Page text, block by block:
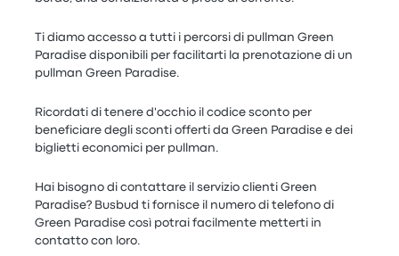
Ti diamo accesso a tutti i percorsi di pullman Green
Paradise disponibili per facilitarti la prenotazione di un
pullman Green Paradise.
Ricordati di tenere d'occhio il codice sconto per
beneficiare degli sconti offerti da Green Paradise e dei
biglietti economici per pullman.
Hai bisogno di contattare il servizio clienti Green
Paradise? Busbud ti fornisce il numero di telefono di
Green Paradise così potrai facilmente metterti in
contatto con loro.